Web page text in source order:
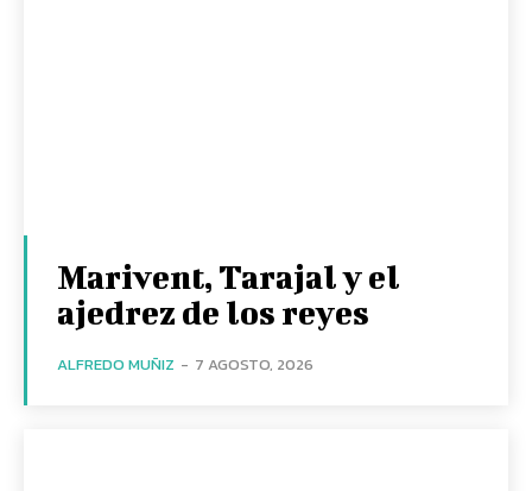
Marivent, Tarajal y el
ajedrez de los reyes
ALFREDO MUÑIZ - 7 AGOSTO, 2026